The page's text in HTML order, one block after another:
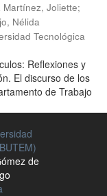
Martínez, Joliette;
Nélida
Tecnológica
Reflexiones y
El discurso de los
de Trabajo
de